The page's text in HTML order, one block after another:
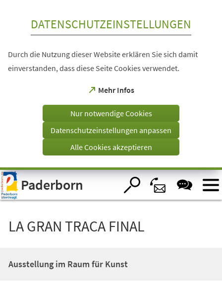
Visuelle
Assistenzsoftware
öffnen.
DATENSCHUTZEINSTELLUNGEN
Durch die Nutzung dieser Website erklären Sie sich damit
einverstanden, dass diese Seite Cookies verwendet.
Mehr Infos
(Öffnet
einem
Tab)
Nur notwendige Cookies
Datenschutzeinstellungen anpassen
Alle Cookies akzeptieren
Paderborn
LA GRAN TRACA FINAL
Ausstellung im Raum für Kunst